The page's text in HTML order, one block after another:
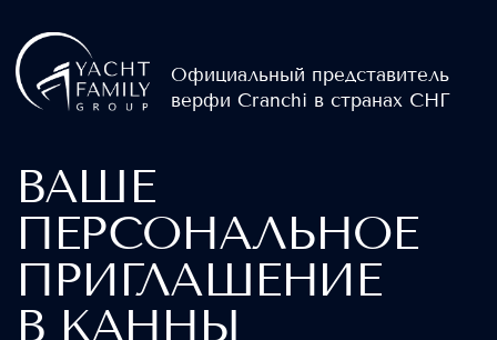
верфи Cranchi в странах СНГ
ПЕРСОНАЛЬНОЕ
ПРИГЛАШЕНИЕ
В КАННЫ
Ваш персональный менеджер свяжется
с вами, чтобы уточнить интересующие
Благодарим за заявку.